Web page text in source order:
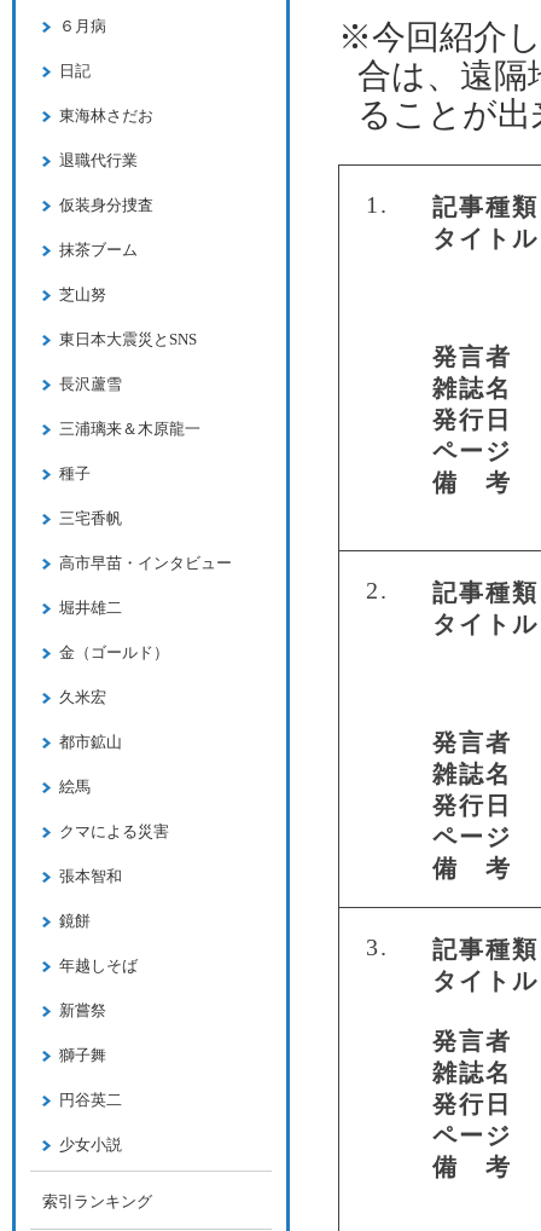
※今回紹介
合は、遠隔
ることが
1.
記事種類
タイトル
発言者
雑誌名
発行日
ページ
備 考
2.
記事種類
タイトル
発言者
雑誌名
発行日
ページ
備 考
3.
記事種類
タイトル
発言者
雑誌名
発行日
ページ
備 考
６月病
日記
東海林さだお
退職代行業
仮装身分捜査
抹茶ブーム
芝山努
東日本大震災とSNS
長沢蘆雪
三浦璃来＆木原龍一
種子
三宅香帆
高市早苗・インタビュー
堀井雄二
金（ゴールド）
久米宏
都市鉱山
絵馬
クマによる災害
張本智和
鏡餅
年越しそば
新嘗祭
獅子舞
円谷英二
少女小説
索引ランキング